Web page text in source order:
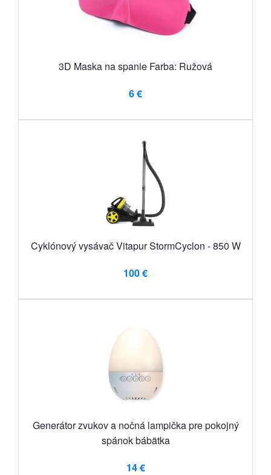
3D Maska na spanie Farba: Ružová
6 €
Cyklónový vysávač Vitapur StormCyclon - 850 W
100 €
Generátor zvukov a nočná lampička pre pokojný
spánok bábätka
14 €